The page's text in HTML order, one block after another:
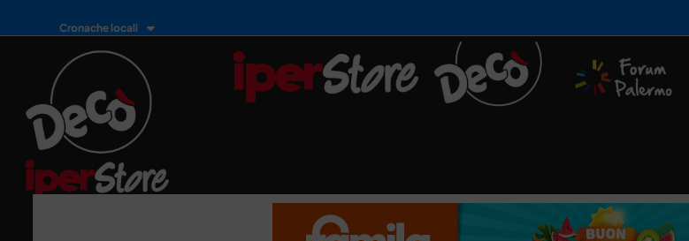
Cronache locali